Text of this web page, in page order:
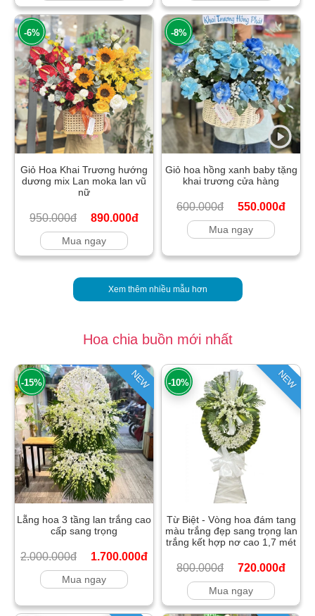
-6%
Giỏ Hoa Khai Trương hướng
dương mix Lan moka lan vũ
nữ
950.000đ 890.000đ
Mua ngay
-8%
Giỏ hoa hồng xanh baby tặng
khai trương cửa hàng
600.000đ 550.000đ
Mua ngay
Xem thêm nhiều mẫu hơn
Hoa chia buồn mới nhất
NEW
-15%
Lẵng hoa 3 tầng lan trắng cao
cấp sang trọng
2.000.000đ 1.700.000đ
Mua ngay
NEW
-10%
Từ Biệt - Vòng hoa đám tang
màu trắng đẹp sang trọng lan
trắng kết hợp nơ cao 1,7 mét
800.000đ 720.000đ
Mua ngay